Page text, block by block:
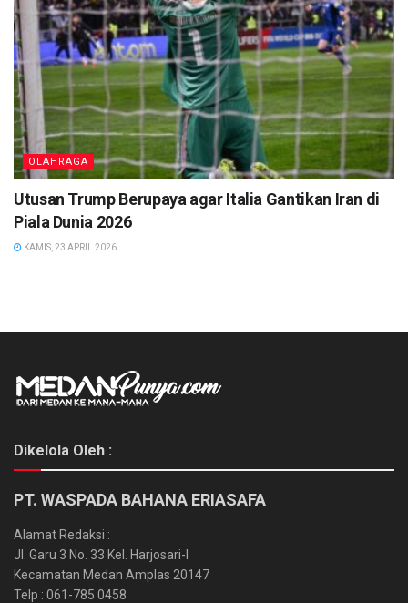
OLAHRAGA
Utusan Trump Berupaya agar Italia Gantikan Iran di
Piala Dunia 2026
KAMIS, 23 APRIL 2026
Dikelola Oleh :
PT. WASPADA BAHANA ERIASAFA
Alamat Redaksi :
Jl. Garu 3 No. 33 Kel. Harjosari-I
Kecamatan Medan Amplas 20147
Telp : 061-785 0458